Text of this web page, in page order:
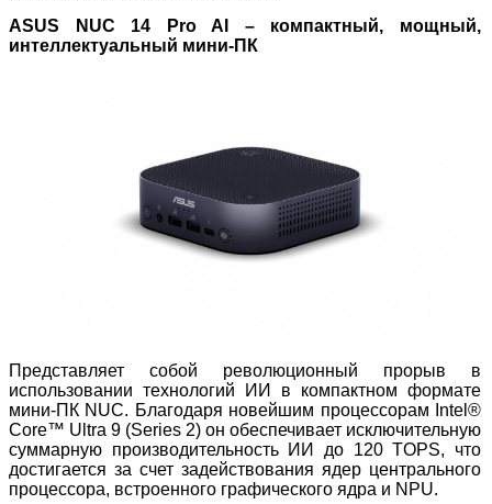
ASUS NUC 14 Pro AI – компактный, мощный,
интеллектуальный мини-ПК
Представляет собой революционный прорыв в
использовании технологий ИИ в компактном формате
мини-ПК NUC. Благодаря новейшим процессорам Intel®
Core™ Ultra 9 (Series 2) он обеспечивает исключительную
суммарную производительность ИИ до 120 TOPS, что
достигается за счет задействования ядер центрального
процессора, встроенного графического ядра и NPU.